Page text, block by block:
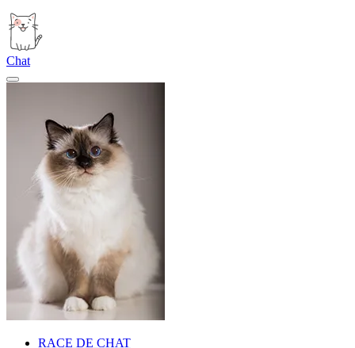
Chat
RACE DE CHAT